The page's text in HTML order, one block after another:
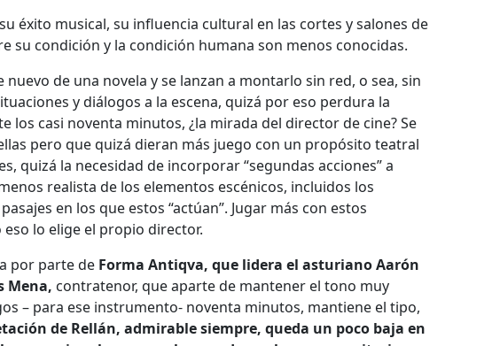
éxito musical, su influencia cultural en las cortes y salones de
su condición y la condición humana son menos conocidas.
de una novela y se lanzan a montarlo sin red, o sea, sin
y diálogos a la escena, quizá por eso perdura la
los casi noventa minutos, ¿la mirada del director de cine? Se
pero que quizá dieran más juego con un propósito teatral
quizá la necesidad de incorporar “segundas acciones” a
realista de los elementos escénicos, incluidos los
en los que estos “actúan”. Jugar más con estos
lo elige el propio director.
por parte de Forma Antiqva, que lidera el asturiano Aarón
Mena, contratenor, que aparte de mantener el tono muy
– para ese instrumento- noventa minutos, mantiene el tipo,
de Rellán, admirable siempre, queda un poco baja en